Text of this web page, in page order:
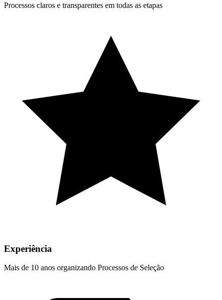
Processos claros e transparentes em todas as etapas
Experiência
Mais de 10 anos organizando Processos de Seleção